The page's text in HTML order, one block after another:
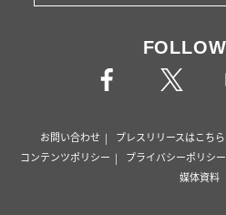
お問い合わせ プレスリリースはこちら
コンテンツポリシー
プライバシーポリシー
媒体資料